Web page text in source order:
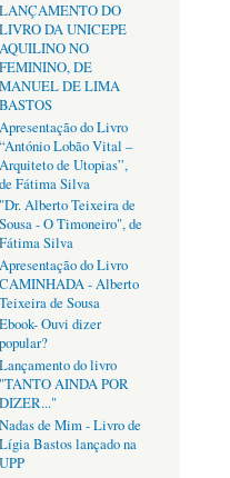
LANÇAMENTO DO
LIVRO DA UNICEPE
AQUILINO NO
FEMININO, DE
MANUEL DE LIMA
BASTOS
Apresentação do Livro
“António Lobão Vital –
Arquiteto de Utopias”,
de Fátima Silva
"Dr. Alberto Teixeira de
Sousa - O Timoneiro", de
Fátima Silva
Apresentação do Livro
CAMINHADA - Alberto
Teixeira de Sousa
Ebook- Ouvi dizer
popular?
Lançamento do livro
"TANTO AINDA POR
DIZER..."
Nadas de Mim - Livro de
Lígia Bastos lançado na
UPP